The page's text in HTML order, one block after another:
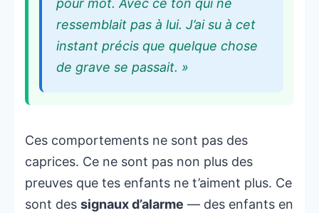
pour mot. Avec ce ton qui ne
ressemblait pas à lui. J’ai su à cet
instant précis que quelque chose
de grave se passait. »
Ces comportements ne sont pas des
caprices. Ce ne sont pas non plus des
preuves que tes enfants ne t’aiment plus. Ce
sont des signaux d’alarme — des enfants en